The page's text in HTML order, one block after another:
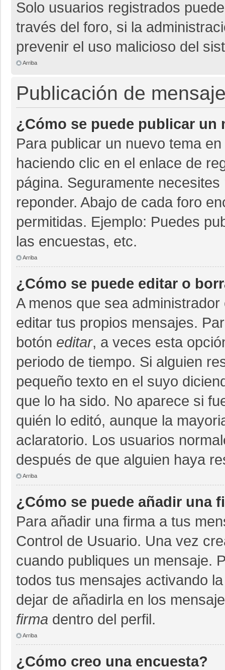
Solo usuarios registrados
través del foro, si la
prevenir el uso malicioso del
Arriba
Publicación de
¿Cómo se puede publicar un
Para publicar un nuevo tema
haciendo clic en el enlace de
página. Seguramente
reponder. Abajo de cada foro
permitidas. Ejemplo: Puedes
las encuestas, etc.
Arriba
¿Cómo se puede editar o
A menos que sea
editar tus propios mensajes.
botón editar, a veces esta
periodo de tiempo. Si alguien
pequeño texto en el suyo
que lo ha sido. No aparece si
quién lo editó, aunque la
aclaratorio. Los usuarios
después de que alguien haya
Arriba
¿Cómo se puede añadir una
Para añadir una firma a tus
Control de Usuario. Una vez
cuando publiques un mensaje.
todos tus mensajes activando
dejar de añadirla en los
firma dentro del perfil.
Arriba
¿Cómo creo una encuesta?